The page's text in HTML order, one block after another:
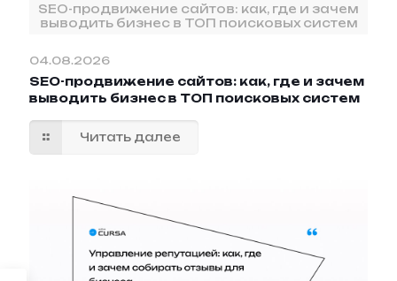
SEO-продвижение сайтов: как, где и зачем
выводить бизнес в ТОП поисковых систем
04.08.2026
SEO-продвижение сайтов: как, где и зачем
выводить бизнес в ТОП поисковых систем
Читать далее